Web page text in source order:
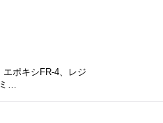
ポキシFR-4、レジ
ミ…